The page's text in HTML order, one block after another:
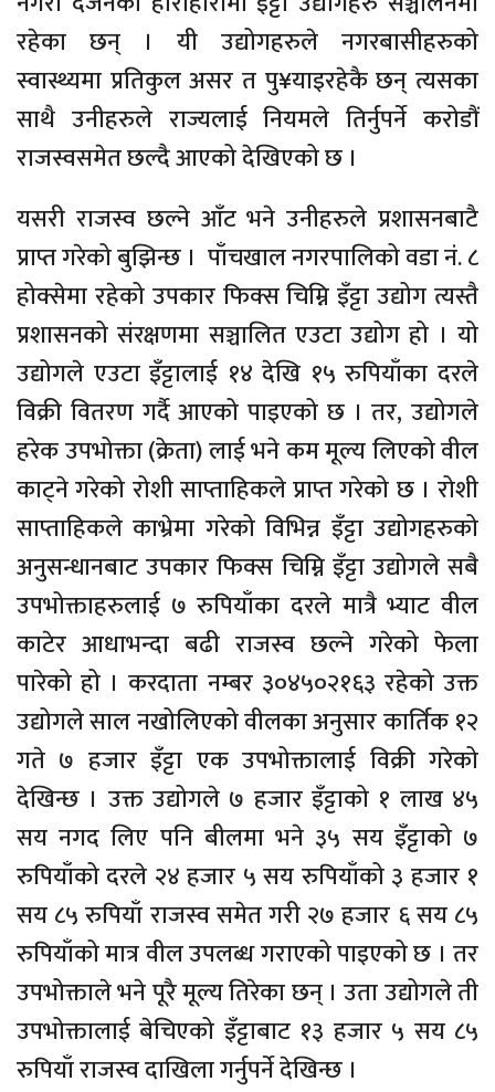
रहेका छन् । यी उद्योगहरुले नगरबासीहरुको
स्वास्थ्यमा प्रतिकुल असर त पु¥याइरहेकै छन् त्यसका
साथै उनीहरुले राज्यलाई नियमले तिर्नुपर्ने करोडौं
राजस्वसमेत छल्दै आएको देखिएको छ ।
यसरी राजस्व छल्ने आँट भने उनीहरुले प्रशासनबाटै
प्राप्त गरेको बुझिन्छ । पाँचखाल नगरपालिको वडा नं. ८
होक्सेमा रहेको उपकार फिक्स चिम्नि इँट्टा उद्योग त्यस्तै
प्रशासनको संरक्षणमा सञ्चालित एउटा उद्योग हो । यो
उद्योगले एउटा इँट्टालाई १४ देखि १५ रुपियाँका दरले
विक्री वितरण गर्दै आएको पाइएको छ । तर, उद्योगले
हरेक उपभोक्ता (क्रेता) लाई भने कम मूल्य लिएको वील
काट्ने गरेको रोशी साप्ताहिकले प्राप्त गरेको छ । रोशी
साप्ताहिकले काभ्रेमा गरेको विभिन्न इँट्टा उद्योगहरुको
अनुसन्धानबाट उपकार फिक्स चिम्नि इँट्टा उद्योगले सबै
उपभोक्ताहरुलाई ७ रुपियाँका दरले मात्रै भ्याट वील
काटेर आधाभन्दा बढी राजस्व छल्ने गरेको फेला
पारेको हो । करदाता नम्बर ३०४५०२१६३ रहेको उक्त
उद्योगले साल नखोलिएको वीलका अनुसार कार्तिक १२
गते ७ हजार इँट्टा एक उपभोक्तालाई विक्री गरेको
देखिन्छ । उक्त उद्योगले ७ हजार इँट्टाको १ लाख ४५
सय नगद लिए पनि बीलमा भने ३५ सय इँट्टाको ७
रुपियाँको दरले २४ हजार ५ सय रुपियाँको ३ हजार १
सय ८५ रुपियाँ राजस्व समेत गरी २७ हजार ६ सय ८५
रुपियाँको मात्र वील उपलब्ध गराएको पाइएको छ । तर
उपभोक्ताले भने पूरै मूल्य तिरेका छन् । उता उद्योगले ती
उपभोक्तालाई बेचिएको इँट्टाबाट १३ हजार ५ सय ८५
रुपियाँ राजस्व दाखिला गर्नुपर्ने देखिन्छ ।